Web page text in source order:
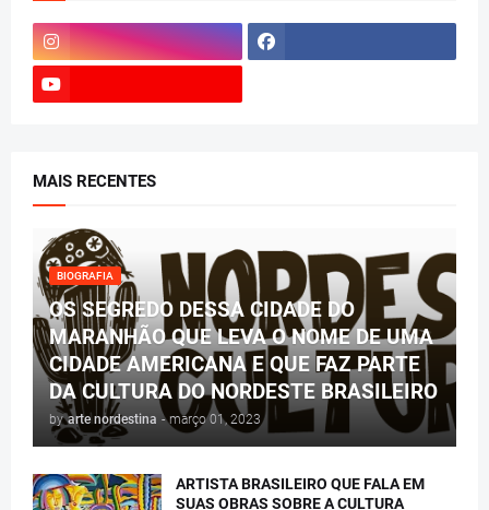
MAIS RECENTES
BIOGRAFIA
OS SEGREDO DESSA CIDADE DO
MARANHÃO QUE LEVA O NOME DE UMA
CIDADE AMERICANA E QUE FAZ PARTE
DA CULTURA DO NORDESTE BRASILEIRO
by arte nordestina - março 01, 2023
ARTISTA BRASILEIRO QUE FALA EM
SUAS OBRAS SOBRE A CULTURA